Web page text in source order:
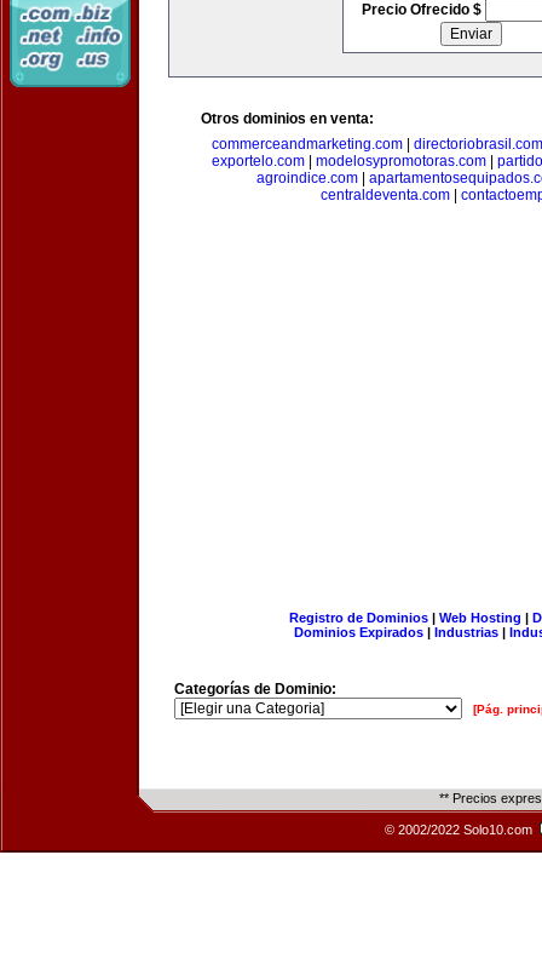
Precio Ofrecido $
Otros dominios en venta:
commerceandmarketing.com| directoriobrasil.com
exportelo.com
modelosypromotoras.com
agroindice.com
centraldeventa.com
Registro de Dominios| Web Hosting |
Dominios Expirados | Industrias |
Categorías de Dominio:
[Pág.
** Precios
© 2002/2022 Solo10.com